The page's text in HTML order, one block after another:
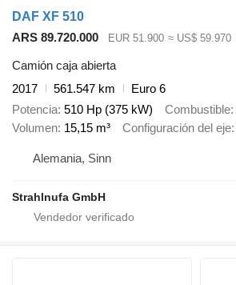
DAF XF 510
ARS 89.720.000
EUR 51.900 ≈ US$ 59.970
Camión caja abierta
2017
561.547 km
Euro 6
Potencia 510 Hp (375 kW) Combustible
Volumen 15,15 m³ Configuración del eje
Alemania, Sinn
Strahlnufa GmbH